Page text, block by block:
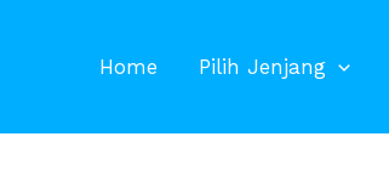
Home Pilih Jenjang